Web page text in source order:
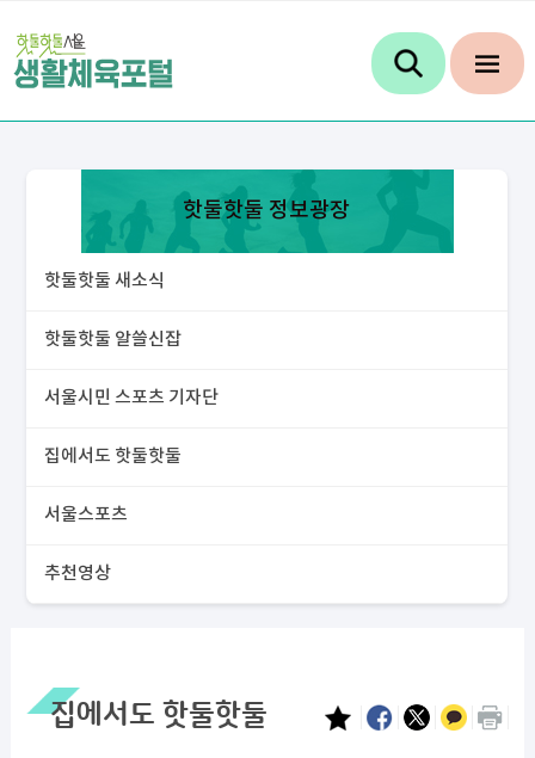
핫둘핫둘 정보광장
핫둘핫둘 새소식
핫둘핫둘 알쓸신잡
서울시민 스포츠 기자단
집에서도 핫둘핫둘
서울스포츠
추천영상
집에서도 핫둘핫둘